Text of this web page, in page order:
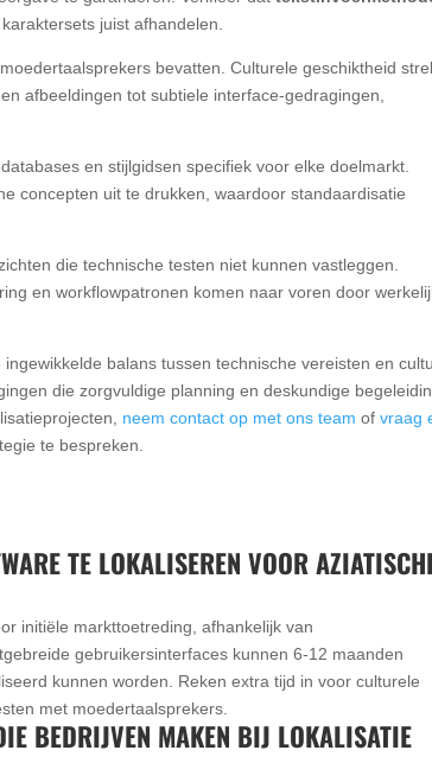
juist afhandelen.
bevatten. Culturele geschiktheid
afbeeldingen tot subtiele interface-gedragingen,
en stijlgidsen specifiek voor elke doelmarkt.
concepten uit te drukken, waardoor standaardisatie
die technische testen niet kunnen vastleggen.
en workflowpatronen komen naar voren door
balans tussen technische vereisten en
die zorgvuldige planning en deskundige
neem contact op met ons team ofvraag
te bespreken.
TE LOKALISEREN VOOR
initiële markttoetreding, afhankelijk van
gebruikersinterfaces kunnen 6-12 maanden
kunnen worden. Reken extra tijd in voor culturele
met moedertaalsprekers.
BEDRIJVEN MAKEN BIJ LOKALISATIE